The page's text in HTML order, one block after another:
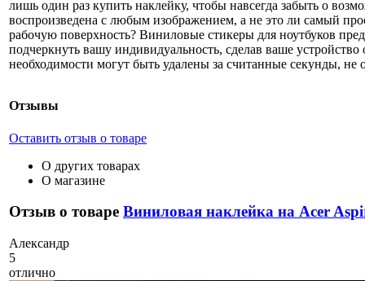
лишь один раз купить наклейку, чтобы навсегда забыть о
воспроизведена с любым изображением, а не это ли самый
рабочую поверхность? Виниловые стикеры для ноутбуков
подчеркнуть вашу индивидуальность, сделав ваше
необходимости могут быть удалены за считанные секунды, не
Отзывы
Оставить отзыв о товаре
О других товарах
О магазине
Отзыв о товаре Виниловая наклейка на Acer
Александр
5
отлично